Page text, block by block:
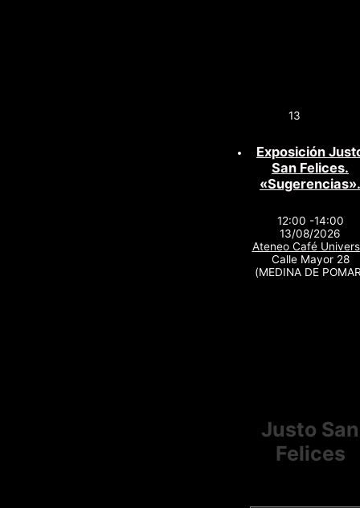
13
Exposición
San Felices.
«Sugerencias».
12:00 -14:00
13/08/2026
Ateneo Café
Calle Mayor 28
(MEDINA DE
Justo San
Felices